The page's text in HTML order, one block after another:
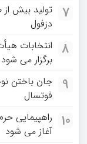
7
تولید بیش از
دزفول
8
انتخابات
برگزار می شود
9
جان باختن
فوتسال
10
آغاز می شود